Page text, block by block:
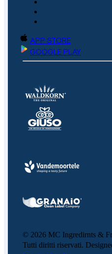
APP STORE
GOOGLE PLAY
© 2026 MC Ingredirnts &
Tutti diritti riservati.